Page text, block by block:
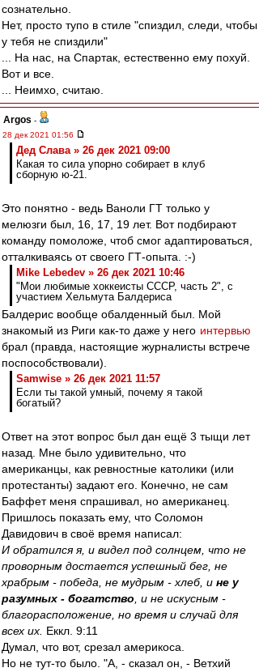
сознательно.
Нет, просто тупо в стиле "спиздил, следи, чтобы
у тебя не спиздили"
... На нас, на Спартак, естественно ему похуй.
Вот и все.
... Неимхо, считаю.
Argos -
28 дек 2021 01:56
Дед Слава » 26 дек 2021 09:00
Какая то сила упорно собирает в клуб
сборную ю-21.
Это понятно - ведь Ваноли ГТ только у
мелюзги был, 16, 17, 19 лет. Вот подбирают
команду помоложе, чтоб смог адаптироваться,
отталкиваясь от своего ГТ-опыта. :-)
Mike Lebedev » 26 дек 2021 10:46
"Мои любимые хоккеисты СССР, часть 2", с
участием Хельмута Балдериса
Балдерис вообще обалденный был. Мой
знакомый из Риги как-то даже у него интервью
брал (правда, настоящие журналисты встрече
поспособствовали).
Samwise » 26 дек 2021 11:57
Если ты такой умный, почему я такой
богатый?
Ответ на этот вопрос был дан ещё 3 тыщи лет
назад. Мне было удивительно, что
американцы, как ревностные католики (или
протестанты) задают его. Конечно, не сам
Баффет меня спрашивал, но американец.
Пришлось показать ему, что Соломон
Давидович в своё время написал:
И обратился я, и видел под солнцем, что не
проворным достается успешный бег, не
храбрым - победа, не мудрым - хлеб, и не у
разумных - богатство , и не искусным -
благорасположение, но время и случай для
всех их. Еккл. 9:11
Думал, что вот, срезал америкоса.
Но не тут-то было. "А, - сказал он, - Ветхий